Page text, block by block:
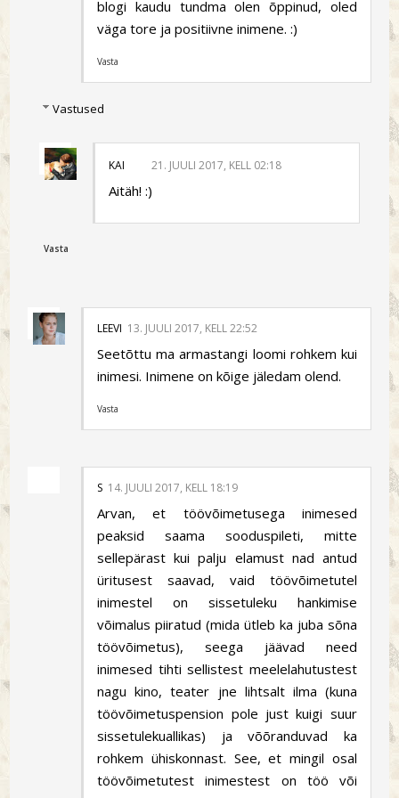
blogi kaudu tundma olen õppinud, oled
väga tore ja positiivne inimene. :)
Vasta
Vastused
KAI 21. JUULI 2017, KELL 02:18
Aitäh! :)
Vasta
LEEVI 13. JUULI 2017, KELL 22:52
Seetõttu ma armastangi loomi rohkem kui
inimesi. Inimene on kõige jäledam olend.
Vasta
S 14. JUULI 2017, KELL 18:19
Arvan, et töövõimetusega inimesed
peaksid saama sooduspileti, mitte
sellepärast kui palju elamust nad antud
üritusest saavad, vaid töövõimetutel
inimestel on sissetuleku hankimise
võimalus piiratud (mida ütleb ka juba sõna
töövõimetus), seega jäävad need
inimesed tihti sellistest meelelahutustest
nagu kino, teater jne lihtsalt ilma (kuna
töövõimetuspension pole just kuigi suur
sissetulekuallikas) ja võõranduvad ka
rohkem ühiskonnast. See, et mingil osal
töövõimetutest inimestest on töö või